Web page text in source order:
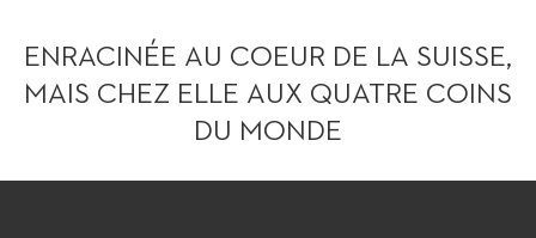
ENRACINÉE AU COEUR DE LA SUISSE,
MAIS CHEZ ELLE AUX QUATRE COINS
DU MONDE